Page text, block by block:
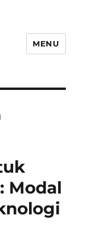
MENU
Modal